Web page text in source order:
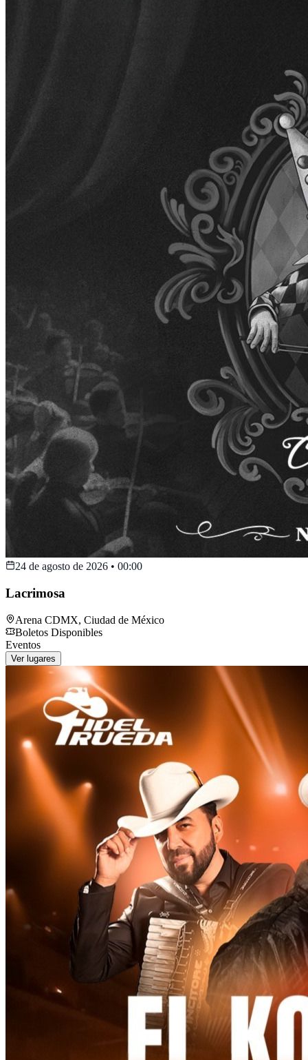
24 de agosto de 2026 • 00:00
Lacrimosa
Arena CDMX, Ciudad de México
Boletos Disponibles
Eventos
Ver lugares